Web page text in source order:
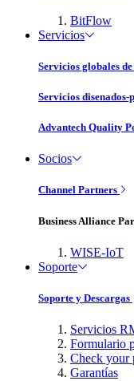
BitFlow
Servicios
Servicios globales
Servicios
Advantech Quality
Socios
Channel Partners
Business Alliance
WISE-IoT
Soporte
Soporte y Descargas
Servicios
Formulario
Check your
Garantías